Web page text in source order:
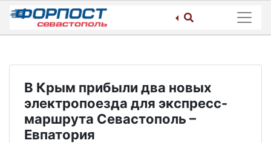
Skip
content
В Крым прибыли два новых
электропоезда для экспресс-
маршрута Севастополь –
Евпатория